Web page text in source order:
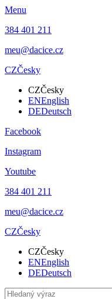
Menu
384 401 211
meu@dacice.cz
CZČesky
CZČesky
ENEnglish
DEDeutsch
Facebook
Instagram
Youtube
384 401 211
meu@dacice.cz
CZČesky
CZČesky
ENEnglish
DEDeutsch